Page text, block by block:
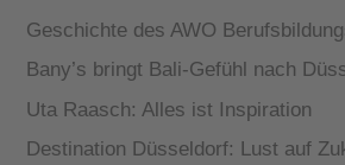
Geschichte des AWO
Bany’s bringt Bali-Gefühl nach
Uta Raasch: Alles ist Inspiration
Destination Düsseldorf: Lust auf